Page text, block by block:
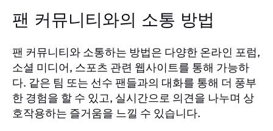
팬 커뮤니티와의 소통 방법
팬 커뮤니티와 소통하는 방법은 다양한 온라인 포럼,
소셜 미디어, 스포츠 관련 웹사이트를 통해 가능하
다. 같은 팀 또는 선수 팬들과의 대화를 통해 더 풍부
한 경험을 할 수 있고, 실시간으로 의견을 나누며 상
호작용하는 즐거움을 느낄 수 있습니다.